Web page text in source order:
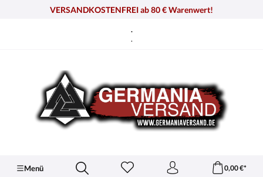
VERSANDKOSTENFREI ab 80 € Warenwert!
.
.
Menü 0,00 €*